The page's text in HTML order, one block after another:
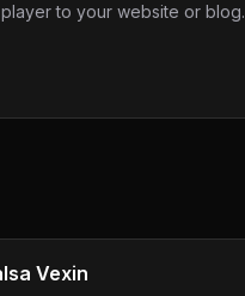
to your website or blog.
Vexin